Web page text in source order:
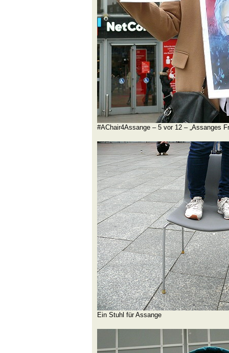
#AChair4Assange – 5 vor 12 – „Assanges
Ein Stuhl für Assange